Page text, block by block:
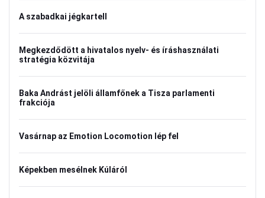
A szabadkai jégkartell
Megkezdődött a hivatalos nyelv- és íráshasználati
stratégia közvitája
Baka Andrást jelöli államfőnek a Tisza parlamenti
frakciója
Vasárnap az Emotion Locomotion lép fel
Képekben mesélnek Kúláról